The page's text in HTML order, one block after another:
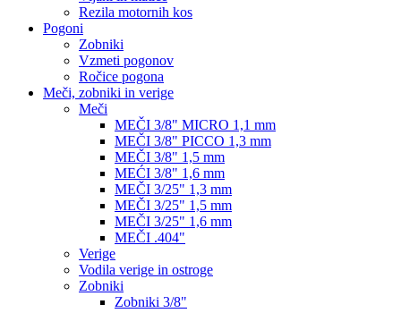
Rezila motornih kos
Pogoni
Zobniki
Vzmeti pogonov
Ročice pogona
Meči, zobniki in verige
Meči
MEČI 3/8" MICRO 1,1 mm
MEČI 3/8" PICCO 1,3 mm
MEČI 3/8" 1,5 mm
MEĆI 3/8" 1,6 mm
MEČI 3/25" 1,3 mm
MEČI 3/25" 1,5 mm
MEČI 3/25" 1,6 mm
MEČI .404"
Verige
Vodila verige in ostroge
Zobniki
Zobniki 3/8"